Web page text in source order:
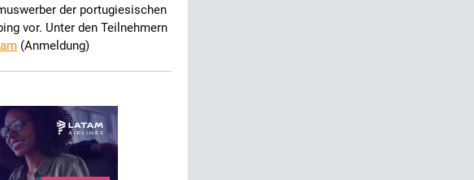
der portugiesischen
vor. Unter den Teilnehmern
(Anmeldung)